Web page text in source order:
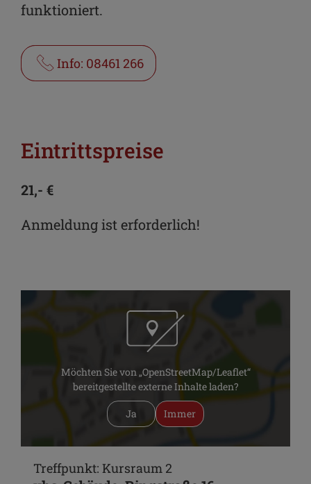
funktioniert.
Info: 08461 266
Eintrittspreise
21,- €
Anmeldung ist erforderlich!
Möchten Sie von „OpenStreetMap/Leaflet“
bereitgestellte externe Inhalte laden?
Ja Immer
Treffpunkt: Kursraum 2